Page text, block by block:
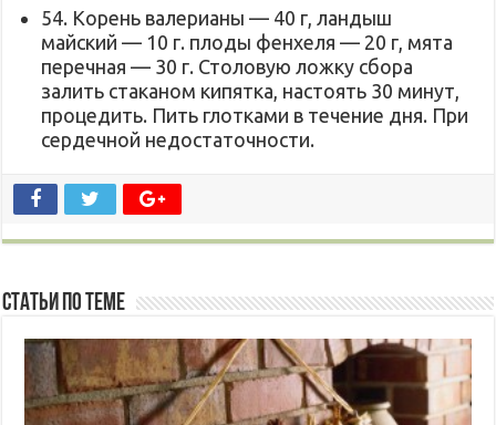
54. Корень валерианы — 40 г, ландыш
майский — 10 г. плоды фенхеля — 20 г, мята
перечная — 30 г. Столовую ложку сбора
залить стаканом кипятка, настоять 30 минут,
процедить. Пить глотками в течение дня. При
сердечной недостаточности.
Статьи по Теме